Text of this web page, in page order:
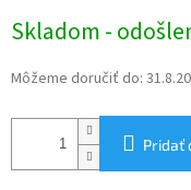
cena:
Skladom -
Môžeme doručiť do:
Pridať